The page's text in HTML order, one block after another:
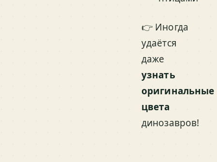
👉 Иногда
удаётся
даже
узнать
оригинальные
цвета
динозавров!